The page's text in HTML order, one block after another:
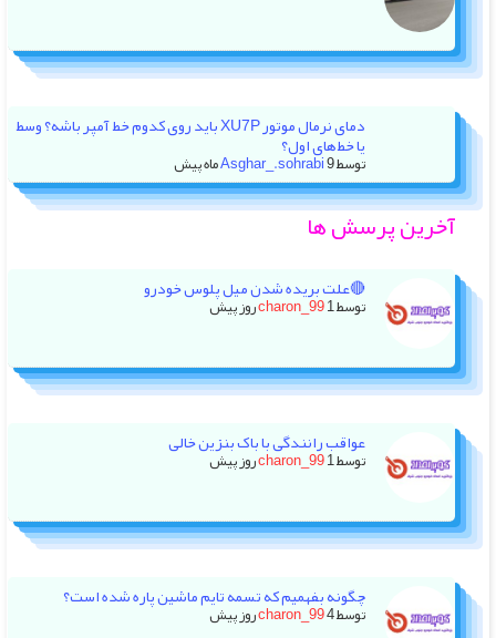
دمای نرمال موتور XU7P باید روی کدوم خط آمپر باشه؟ وسط
یا خط‌های اول؟
توسط Asghar_.sohrabi9 ماه پیش
آخرین پرسش ها
🔴علت بریده شدن میل پلوس خودرو
توسط charon_991 روز پیش
عواقب رانندگی با باک بنزین خالی
توسط charon_991 روز پیش
چگونه بفهمیم که تسمه تایم ماشین پاره شده است؟
توسط charon_994 روز پیش